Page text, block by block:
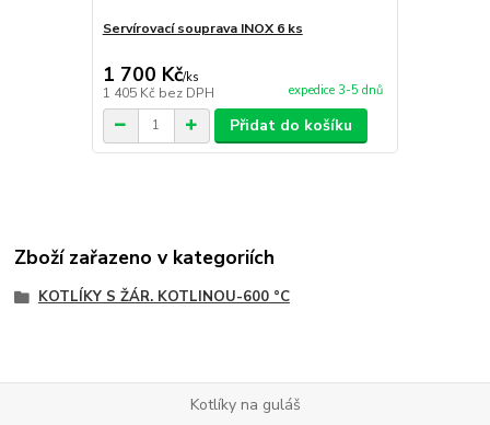
Servírovací souprava INOX 6 ks
1 700 Kč/ks
1 405 Kč bez DPH expedice 3-5 dnů
Přidat do košíku
Zboží zařazeno v kategoriích
KOTLÍKY S ŽÁR. KOTLINOU-600 °C
Kotlíky na guláš